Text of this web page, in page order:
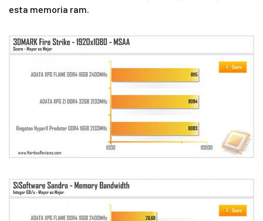
esta memoria ram.